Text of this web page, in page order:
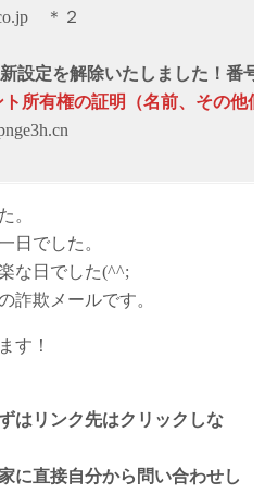
＊２
設定を解除いたしました！番号
所有権の証明（名前、その他
。
日でした。
な日でした(^^;
詐欺メールです。
す！
はリンク先はクリックしな
に直接自分から問い合わせし